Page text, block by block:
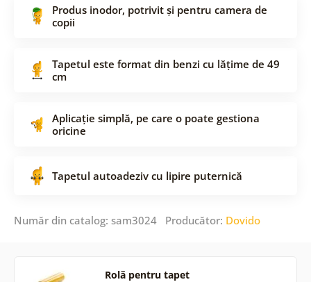
Produs inodor, potrivit și pentru camera de
copii
Tapetul este format din benzi cu lățime de 49
cm
Aplicație simplă, pe care o poate gestiona
oricine
Tapetul autoadeziv cu lipire puternică
Număr din catalog: sam3024 Producător: Dovido
Rolă pentru tapet